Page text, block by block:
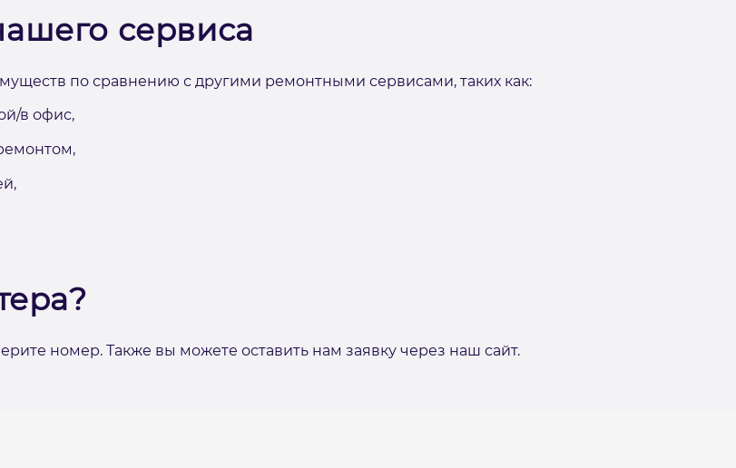
сервиса
по сравнению с другими ремонтными сервисами, таких как:
в офис,
номер. Также вы можете оставить нам заявку через наш сайт.